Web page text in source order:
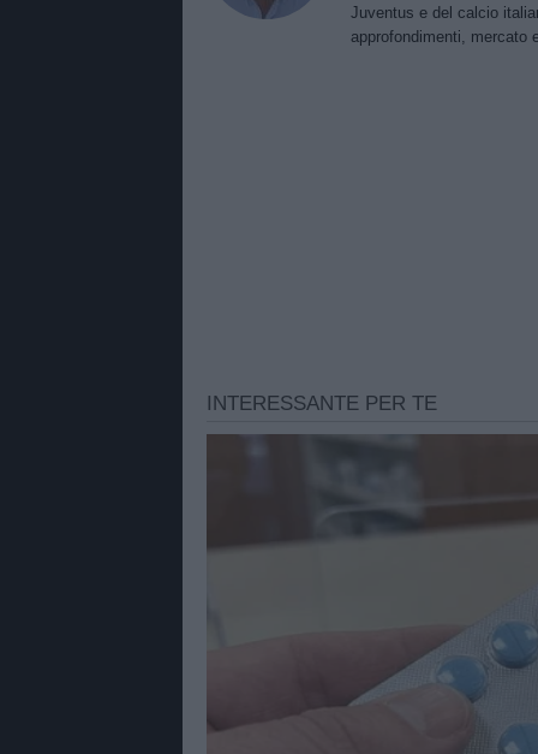
Juventus e del calcio
approfondimenti, mercato